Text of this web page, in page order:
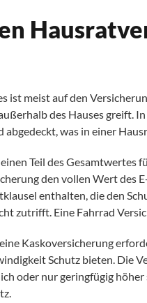
ist meist auf den
des Hauses greift.
was in einer
Teil des Gesamtwertes
den vollen Wert des
enthalten, die den
zutrifft. Eine Fahrrad
Kaskoversicherung
Schutz bieten. Die
oder nur geringfügig höher